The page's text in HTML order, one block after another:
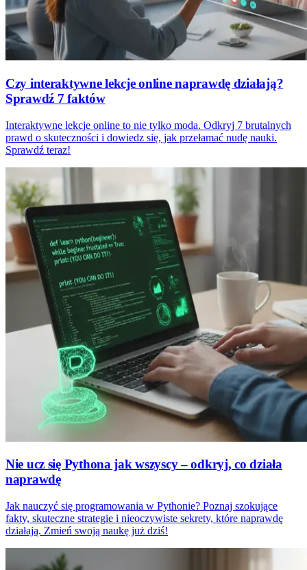
Czy interaktywne lekcje online naprawdę działają?
Sprawdź 7 faktów
Interaktywne lekcje online to nie tylko moda. Odkryj 7 brutalnych
prawd o skuteczności i dowiedz się, jak przełamać nudę nauki.
Sprawdź teraz!
Nie ucz się Pythona jak wszyscy – odkryj, co działa
naprawdę
Jak nauczyć się programowania w Pythonie? Poznaj szokujące
fakty, skuteczne strategie i nieoczywiste sekrety, które naprawdę
działają. Zmień swoją naukę już dziś!